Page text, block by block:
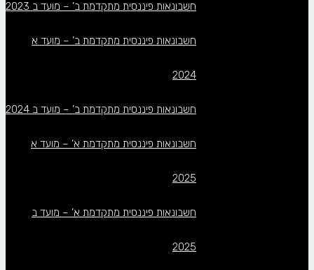
חשבונאות פיננסית מתקדמת ב’ – מועד ב 2023
חשבונאות פיננסית מתקדמת ב’ – מועד א
2024
חשבונאות פיננסית מתקדמת ב’ – מועד ב 2024
חשבונאות פיננסית מתקדמת א’ – מועד א
2025
חשבונאות פיננסית מתקדמת א’ – מועד ב
2025